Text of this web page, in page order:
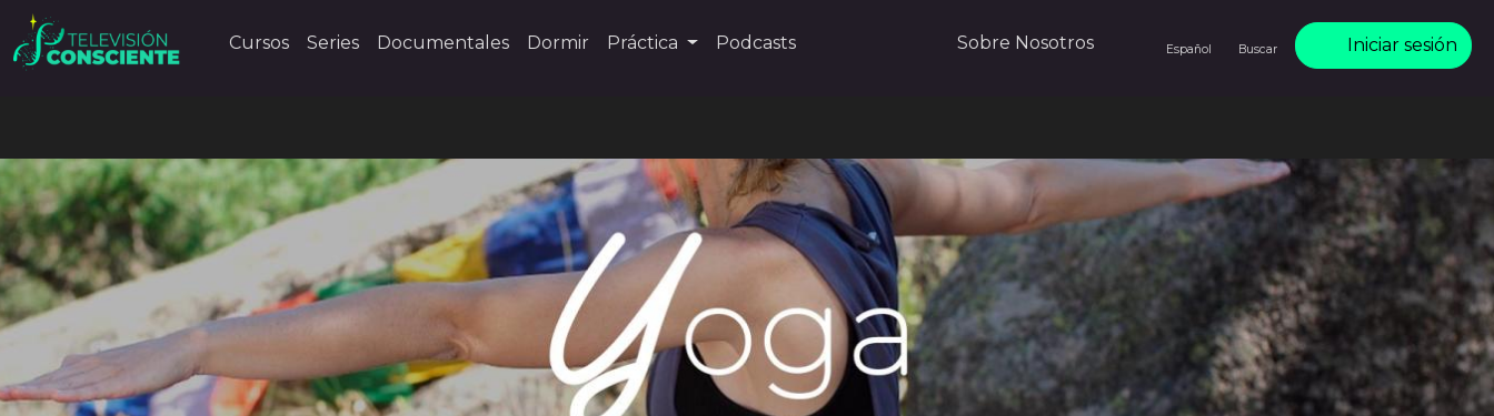
Cursos Series Documentales Dormir Práctica Podcasts Sobre Nosotros Español Buscar Iniciar sesión